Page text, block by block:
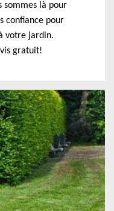
sommes là pour
confiance pour
votre jardin.
gratuit!